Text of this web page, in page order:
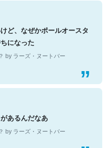
ど、なぜかポールオースタ
になった
by ラーズ・ヌートバー
あるんだなあ
by ラーズ・ヌートバー